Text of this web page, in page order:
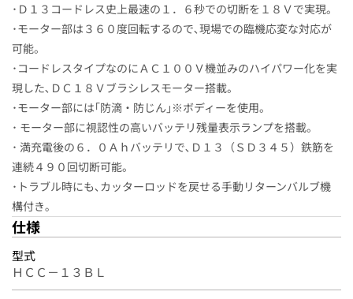
･Ｄ１３コードレス史上最速の１．６秒での切断を１８Ｖで実現。
･モーター部は３６０度回転するので､現場での臨機応変な対応が
可能。
･コードレスタイプなのにＡＣ１００Ｖ機並みのハイパワー化を実
現した､ＤＣ１８Ｖブラシレスモーター搭載。
･モーター部には｢防滴・防じん｣※ボディーを使用。
･ モーター部に視認性の高いバッテリ残量表示ランプを搭載。
･ 満充電後の６．０Ａｈバッテリで､Ｄ１３（ＳＤ３４５）鉄筋を
連続４９０回切断可能。
･トラブル時にも､カッターロッドを戻せる手動リターンバルブ機
構付き｡
仕様
型式
ＨＣＣ－１３ＢＬ